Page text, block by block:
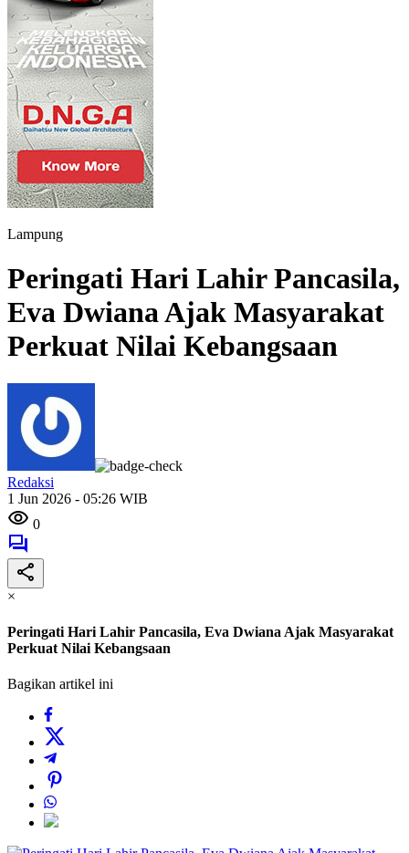
Lampung
Peringati Hari Lahir Pancasila,
Eva Dwiana Ajak Masyarakat
Perkuat Nilai Kebangsaan
Redaksi
1 Jun 2026 - 05:26 WIB
0
×
Peringati Hari Lahir Pancasila, Eva Dwiana Ajak Masyarakat
Perkuat Nilai Kebangsaan
Bagikan artikel ini